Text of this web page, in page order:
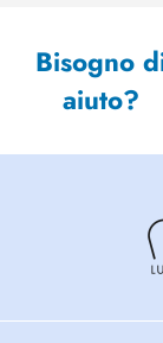
Bisogno
aiuto?